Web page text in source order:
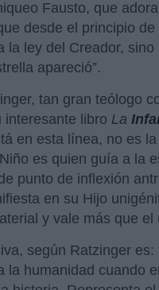
Fausto, que
desde el principio
la ley del Creador,
apareció”.
tan gran teólogo
interesante libro La
en esta línea, no es
es quien guía a la
punto de inflexión
en su Hijo
y vale más que el
según Ratzinger
la humanidad cuando